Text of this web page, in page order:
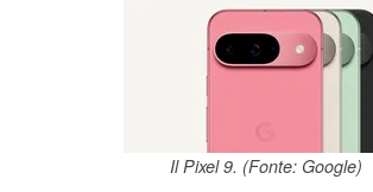
Il Pixel 9. (Fonte: Google)